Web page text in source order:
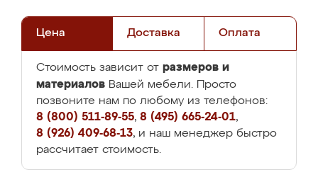
Цена Доставка Оплата
Стоимость зависит от размеров и
материалов Вашей мебели. Просто
позвоните нам по любому из телефонов:
8 (800) 511-89-55, 8 (495) 665-24-01,
8 (926) 409-68-13, и наш менеджер быстро
рассчитает стоимость.